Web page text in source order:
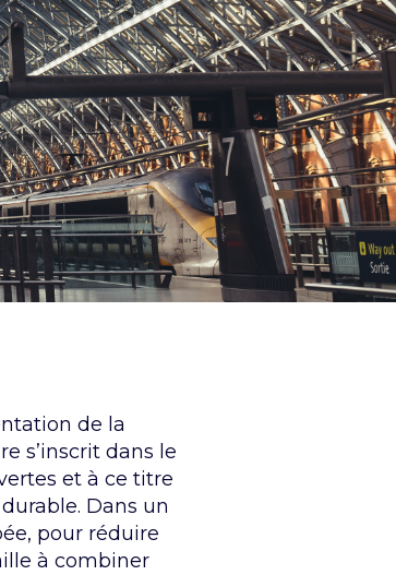
de la
s’inscrit dans le
et à ce titre
Dans un
, pour réduire
à combiner